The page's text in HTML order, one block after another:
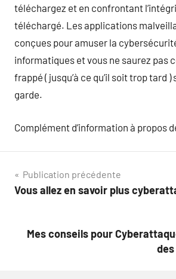
téléchargez et en confrontant
téléchargé. Les applications
conçues pour amuser la
informatiques et vous ne saurez pas
frappé ( jusqu’à ce qu’il soit trop tard )
garde.
Complément d’information à propos
Navigation
de
Publication précédente
Vous allez en savoir plus
Mes conseils pour